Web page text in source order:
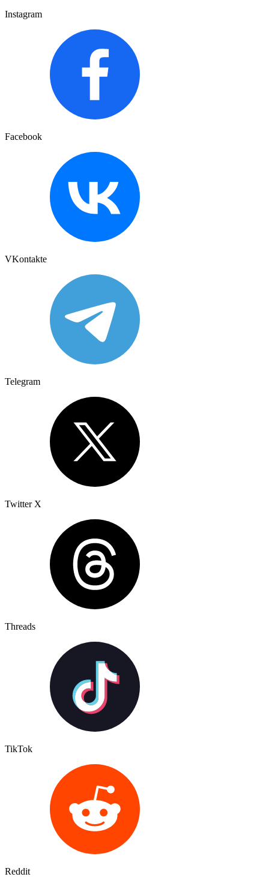
Instagram
Facebook
VKontakte
Telegram
Twitter X
Threads
TikTok
Reddit